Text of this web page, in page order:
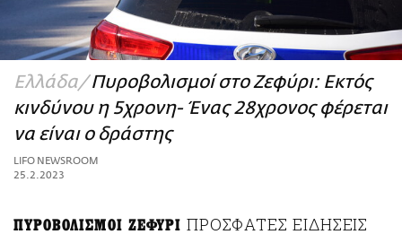
PRINT
Ελλάδα Πυροβολισμοί στο Ζεφύρι: Εκτός
κινδύνου η 5χρονη- Ένας 28χρονος φέρεται
να είναι ο δράστης
LIFO NEWSROOM
25.2.2023
ΠΥΡΟΒΟΛΙΣΜΟΙ ΖΕΦΥΡΙ ΠΡΟΣΦΑΤΕΣ ΕΙΔΗΣΕΙΣ